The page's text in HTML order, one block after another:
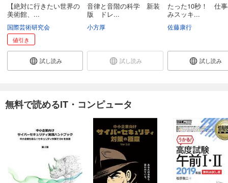
【絶対に行きたい世界の
美術館、...
国際芸術研究会
値引き
試し読み
音律と音階の科学 新装
版 ドレ...
小方厚
試し読み
たった10秒！ 仕
みスッキ...
佐藤康行
試し読み
無料で読めるIT・コンピュータ